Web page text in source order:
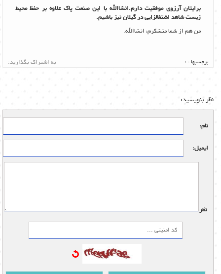
برایتان آرزوی موفقیت دارم.انشاالله با این صنعت پاک علاوه بر حفظ محیط
زیست شاهد اشتغالزایی در گیلان نیز باشیم.
من هم از شما متشکرم، انشاالله.
برچسبها : ، به اشتراک بگذارید:
نظر بنویسید:
نام:
ایمیل:
نظر: